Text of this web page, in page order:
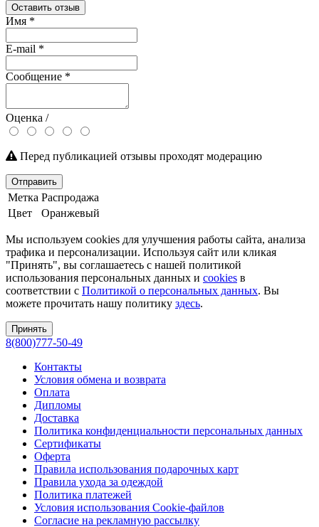
Оставить отзыв
Имя *
E-mail *
Сообщение *
Оценка /
Перед публикацией отзывы проходят модерацию
Отправить
Метка Распродажа
Цвет
Оранжевый
Мы используем cookies для улучшения работы сайта, анализа
трафика и персонализации. Используя сайт или кликая
"Принять", вы соглашаетесь с нашей политикой
использования персональных данных и cookies в
соответствии с Политикой о персональных данных. Вы
можете прочитать нашу политику здесь.
Принять
8(800)777-50-49
Контакты
Условия обмена и возврата
Оплата
Дипломы
Доставка
Политика конфиденциальности персональных данных
Сертификаты
Оферта
Правила использования подарочных карт
Правила ухода за одеждой
Политика платежей
Условия использования Cookie-файлов
Согласие на рекламную рассылку